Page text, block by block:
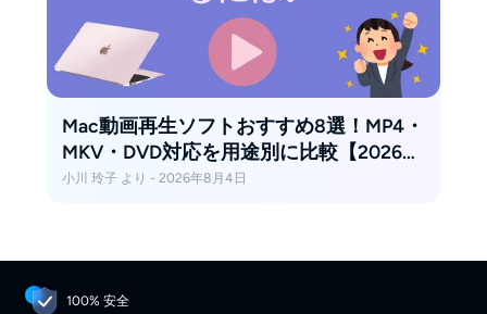
Mac動画再生ソフトおすすめ8選！MP4・
MKV・DVD対応を用途別に比較【2026
年】
小川 玲子 より - 2026年8月4日
100% 安全